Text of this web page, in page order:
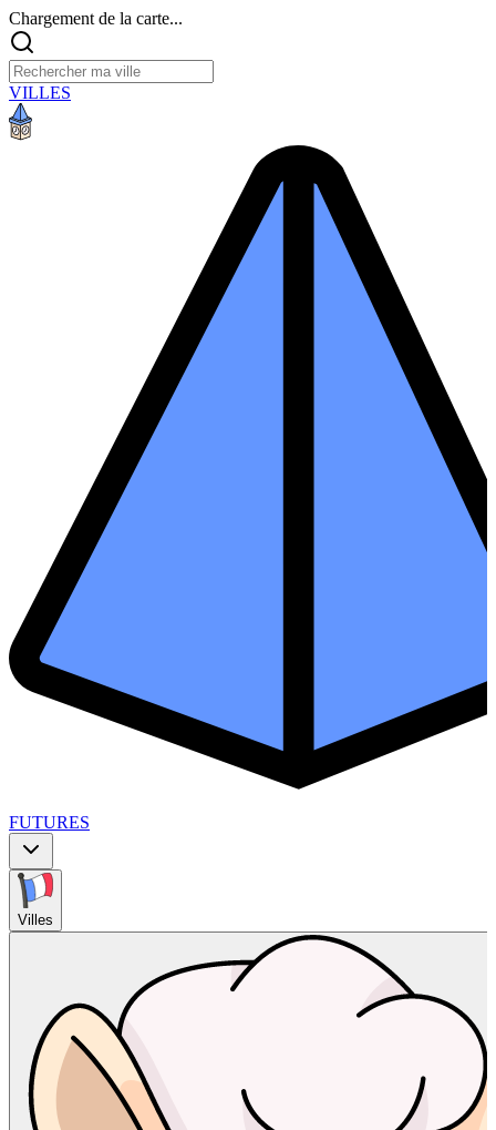
Chargement de la carte...
VILLES
FUTURES
Villes